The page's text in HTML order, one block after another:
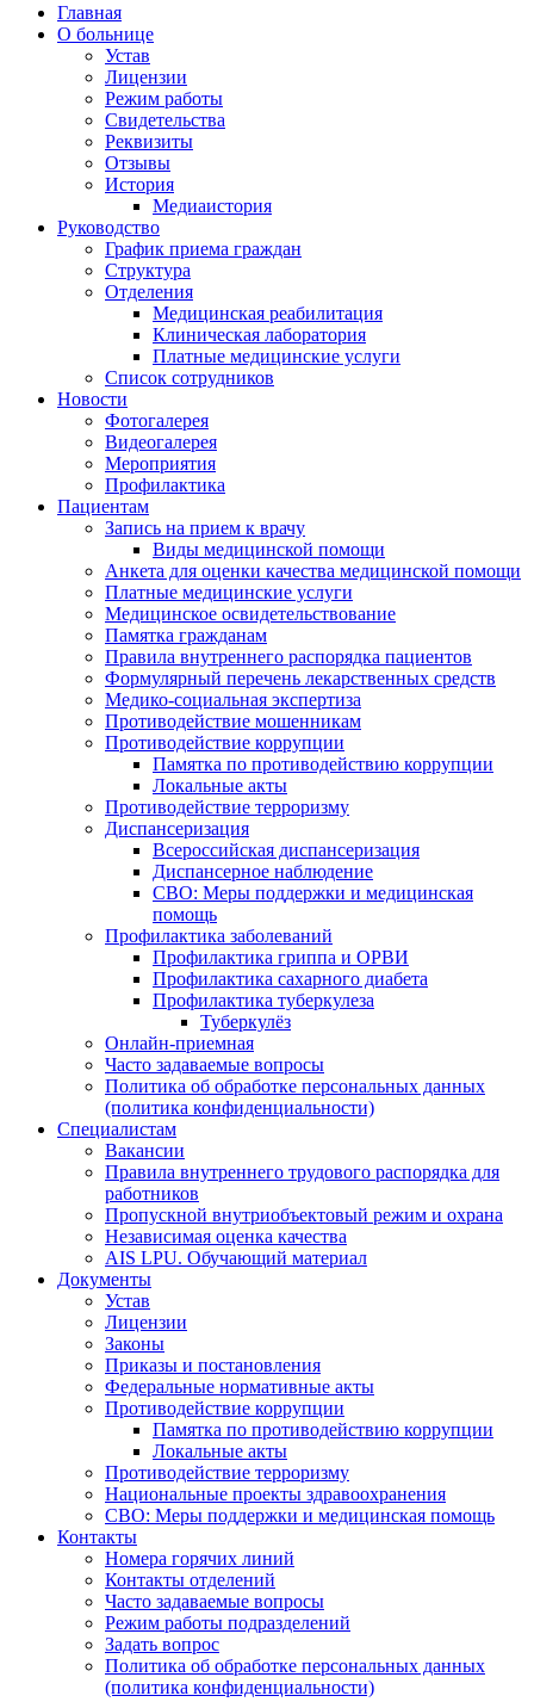
Главная
О больнице
Устав
Лицензии
Режим работы
Свидетельства
Реквизиты
Отзывы
История
Медиаистория
Руководство
График приема граждан
Структура
Отделения
Медицинская реабилитация
Клиническая лаборатория
Платные медицинские услуги
Список сотрудников
Новости
Фотогалерея
Видеогалерея
Мероприятия
Профилактика
Пациентам
Запись на прием к врачу
Виды медицинской помощи
Анкета для оценки качества медицинской помощи
Платные медицинские услуги
Медицинское освидетельствование
Памятка гражданам
Правила внутреннего распорядка пациентов
Формулярный перечень лекарственных средств
Медико-социальная экспертиза
Противодействие мошенникам
Противодействие коррупции
Памятка по противодействию коррупции
Локальные акты
Противодействие терроризму
Диспансеризация
Всероссийская диспансеризация
Диспансерное наблюдение
СВО: Меры поддержки и медицинская
помощь
Профилактика заболеваний
Профилактика гриппа и ОРВИ
Профилактика сахарного диабета
Профилактика туберкулеза
Туберкулёз
Онлайн-приемная
Часто задаваемые вопросы
Политика об обработке персональных данных
(политика конфиденциальности)
Специалистам
Вакансии
Правила внутреннего трудового распорядка для
работников
Пропускной внутриобъектовый режим и охрана
Независимая оценка качества
AIS LPU. Обучающий материал
Документы
Устав
Лицензии
Законы
Приказы и постановления
Федеральные нормативные акты
Противодействие коррупции
Памятка по противодействию коррупции
Локальные акты
Противодействие терроризму
Национальные проекты здравоохранения
СВО: Меры поддержки и медицинская помощь
Контакты
Номера горячих линий
Контакты отделений
Часто задаваемые вопросы
Режим работы подразделений
Задать вопрос
Политика об обработке персональных данных
(политика конфиденциальности)